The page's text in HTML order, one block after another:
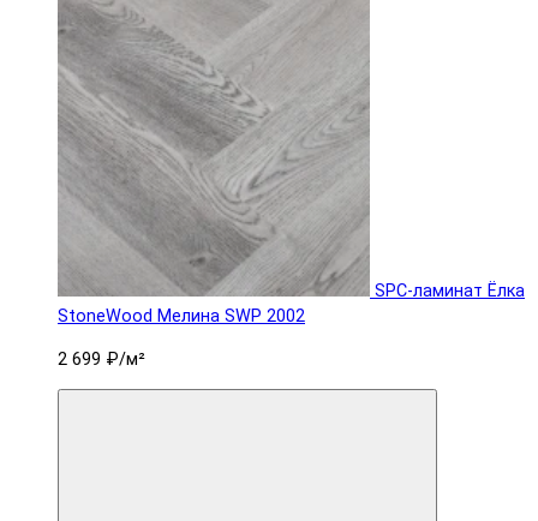
SPC-ламинат Ëлка
StoneWood Мелина SWP 2002
2 699 ₽/м²